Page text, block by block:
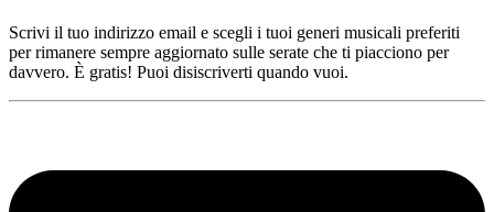
Scrivi il tuo indirizzo email e scegli i tuoi generi musicali preferiti
per rimanere sempre aggiornato sulle serate che ti piacciono per
davvero. È gratis! Puoi disiscriverti quando vuoi.